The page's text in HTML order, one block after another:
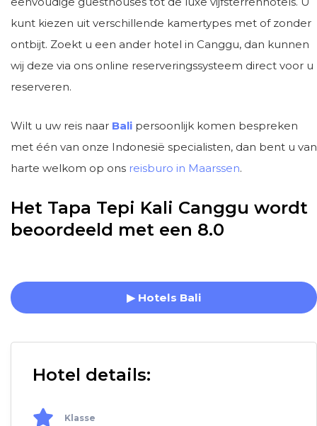
kunt kiezen uit verschillende kamertypes met of zonder
ontbijt. Zoekt u een ander hotel in Canggu, dan kunnen
wij deze via ons online reserveringssysteem direct voor u
reserveren.
Wilt u uw reis naar Bali persoonlijk komen bespreken
met één van onze Indonesië specialisten, dan bent u van
harte welkom op ons reisburo in Maarssen.
Het Tapa Tepi Kali Canggu wordt
beoordeeld met een 8.0
▶ Hotels Bali
Hotel details:
Klasse